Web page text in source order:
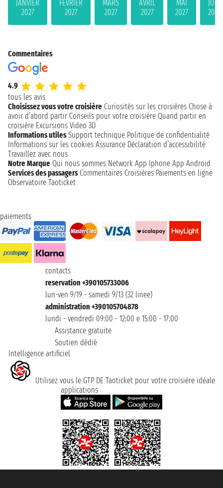
JANVIER
2027
FÉVRIER
2027
MARS
2027
AVRIL
2027
MAI
2027
JUIN
2027
Commentaires
4.9
tous les avis
Choisissez vous votre croisière Curiosités sur les croisières Chose à
avoir d’abord partir Conseils pour votre croisière Quand partir en
croisière Excursions Video 3D
Informations utiles Support technique Politique de confidentialité
Informations sur les cookies Assurance Déclaration d’accessibilité
Travaillez avec nous
Notre Marque Qui nous sommes Network App Iphone App Android
Services des passagers Commentaires Croisières Paiements en ligne
Observatoire Taoticket
paiements
contacts
reservation +390105733006
lun-ven 9/19 - samedi 9/13 (32 linee)
administration +390105704878
lundi - vendredi 09:00 - 12:00 e 15:00 - 17:00
Assistance gratuite
Soutien dédié
Intelligence artificiel
Utilisez vous le GTP DE Taoticket pour votre croisière idéale
applications